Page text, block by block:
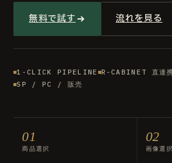
無料で試す 流れを見る
1-CLICK PIPELINE R-CABINET 直連
SP / PC / 販売
01
商品選択
02
画像選択